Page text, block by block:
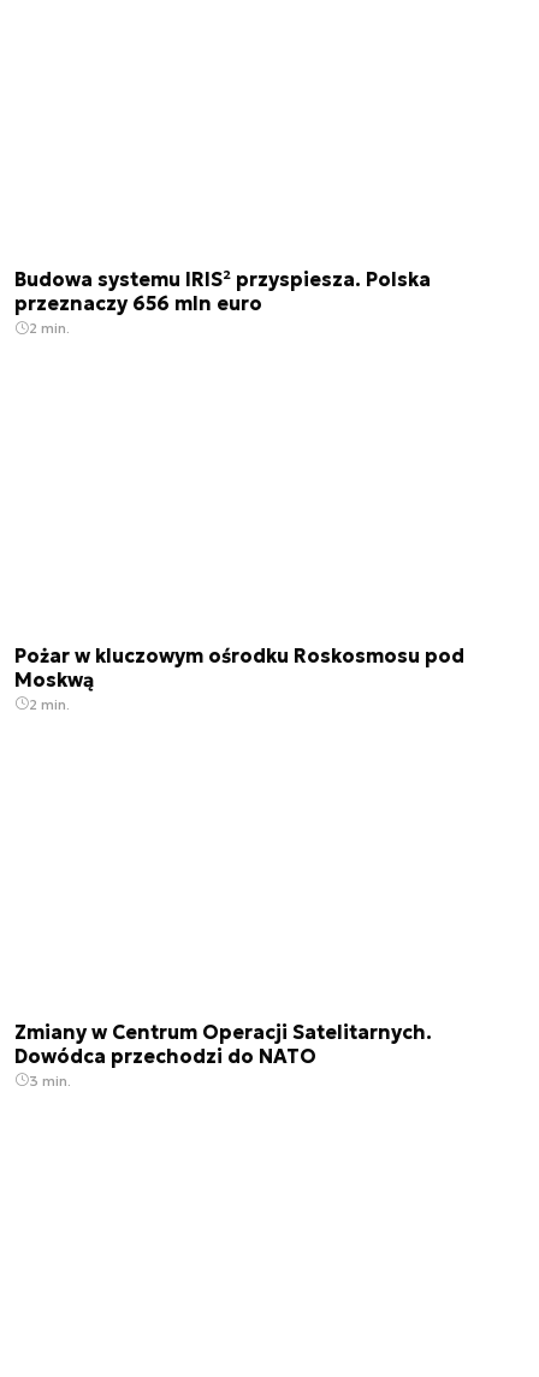
Budowa systemu IRIS² przyspiesza. Polska
przeznaczy 656 mln euro
2 min.
Pożar w kluczowym ośrodku Roskosmosu pod
Moskwą
2 min.
Zmiany w Centrum Operacji Satelitarnych.
Dowódca przechodzi do NATO
3 min.